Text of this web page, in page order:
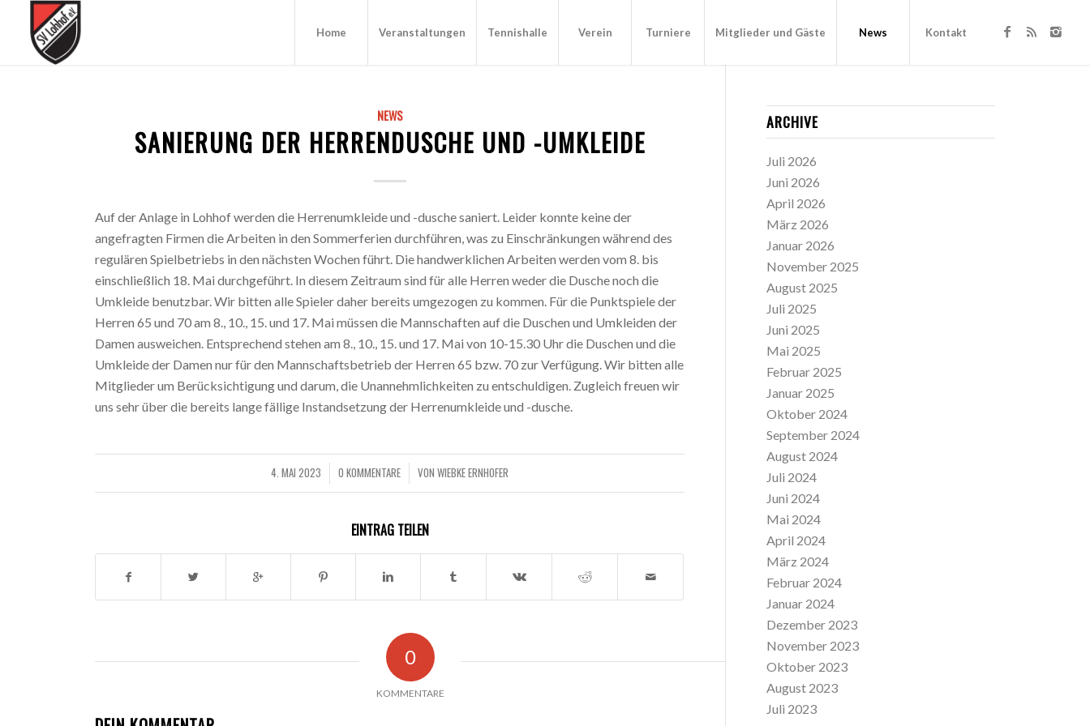
Home Veranstaltungen Tennishalle Verein Turniere Mitglieder und Gäste News Kontakt
NEWS
SANIERUNG DER HERRENDUSCHE UND -UMKLEIDE
Auf der Anlage in Lohhof werden die Herrenumkleide und -dusche saniert. Leider konnte keine der
angefragten Firmen die Arbeiten in den Sommerferien durchführen, was zu Einschränkungen während des
regulären Spielbetriebs in den nächsten Wochen führt. Die handwerklichen Arbeiten werden vom 8. bis
einschließlich 18. Mai durchgeführt. In diesem Zeitraum sind für alle Herren weder die Dusche noch die
Umkleide benutzbar. Wir bitten alle Spieler daher bereits umgezogen zu kommen. Für die Punktspiele der
Herren 65 und 70 am 8., 10., 15. und 17. Mai müssen die Mannschaften auf die Duschen und Umkleiden der
Damen ausweichen. Entsprechend stehen am 8., 10., 15. und 17. Mai von 10-15.30 Uhr die Duschen und die
Umkleide der Damen nur für den Mannschaftsbetrieb der Herren 65 bzw. 70 zur Verfügung. Wir bitten alle
Mitglieder um Berücksichtigung und darum, die Unannehmlichkeiten zu entschuldigen. Zugleich freuen wir
uns sehr über die bereits lange fällige Instandsetzung der Herrenumkleide und -dusche.
4. MAI 2023 0 KOMMENTARE
/ VONWIEBKE ERNHOFER
EINTRAG TEILEN
0
KOMMENTARE
ARCHIVE
Juli 2026
Juni 2026
April 2026
März 2026
Januar 2026
November 2025
August 2025
Juli 2025
Juni 2025
Mai 2025
Februar 2025
Januar 2025
Oktober 2024
September 2024
August 2024
Juli 2024
Juni 2024
Mai 2024
April 2024
März 2024
Februar 2024
Januar 2024
Dezember 2023
November 2023
Oktober 2023
August 2023
Juli 2023